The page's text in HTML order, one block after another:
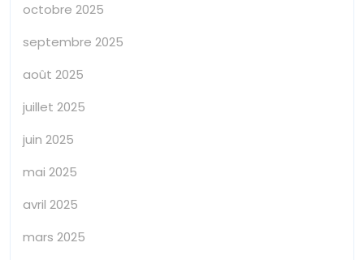
octobre 2025
septembre 2025
août 2025
juillet 2025
juin 2025
mai 2025
avril 2025
mars 2025